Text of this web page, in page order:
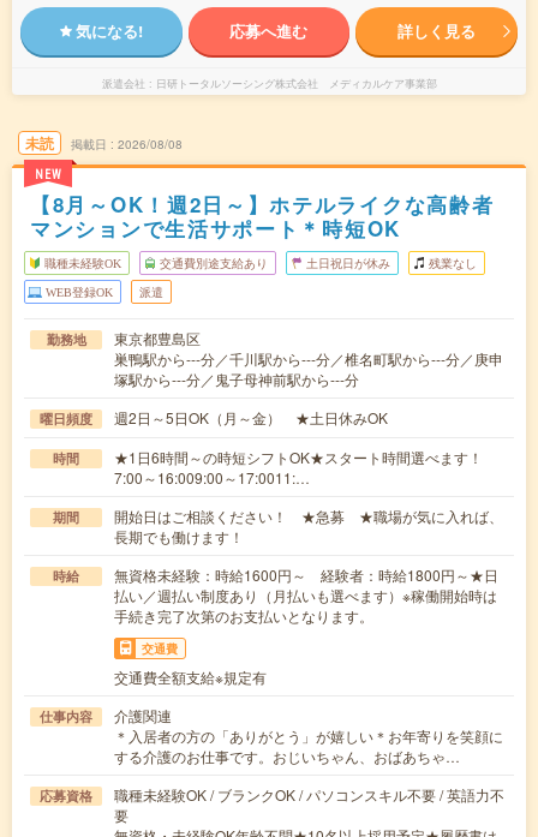
気になる! 応募へ進む 詳しく見る
派遣会社 日研トータルソーシング株式会社 メディカルケア事業部
未読
NEW
掲載日 2026/08/08
【8月～OK！週2日～】ホテルライクな高齢者
マンションで生活サポート＊時短OK
職種未経験OK 交通費別途支給あり 土日祝日が休み 残業なし
WEB登録OK 派遣
勤務地
東京都豊島区
巣鴨駅から---分／千川駅から---分／椎名町駅から---分／庚申
塚駅から---分／鬼子母神前駅から---分
曜日頻度 週2日～5日OK（月～金） ★土日休みOK
時間
★1日6時間～の時短シフトOK★スタート時間選べます！
7:00～16:009:00～17:0011:…
期間
開始日はご相談ください！ ★急募 ★職場が気に入れば、
長期でも働けます！
時給
無資格未経験：時給1600円～ 経験者：時給1800円～★日
払い／週払い制度あり（月払いも選べます）※稼働開始時は
手続き完了次第のお支払いとなります。
交通費
交通費全額支給※規定有
仕事内容
介護関連
＊入居者の方の「ありがとう」が嬉しい＊お年寄りを笑顔に
する介護のお仕事です。おじいちゃん、おばあちゃ…
応募資格
職種未経験OK / ブランクOK / パソコンスキル不要 / 英語力不
要